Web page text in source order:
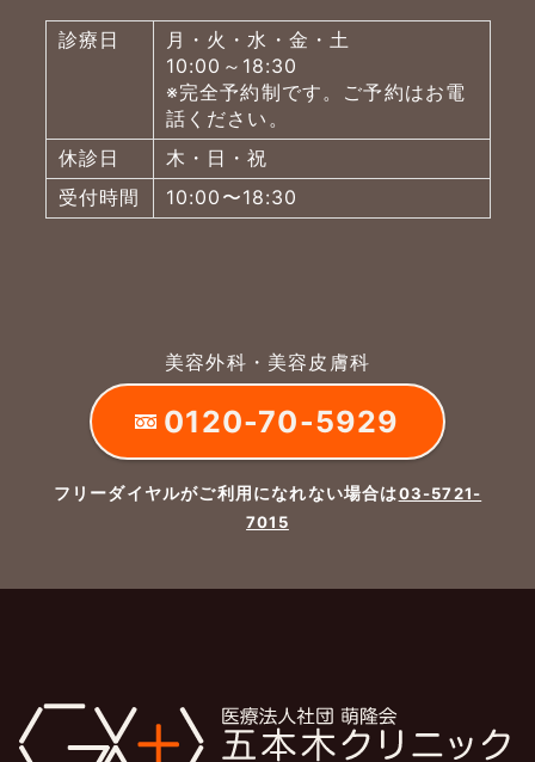
診療日
月・火・水・金・土
10:00～18:30
※完全予約制です。ご予約はお電
話ください。
休診日
木・日・祝
受付時間
10:00〜18:30
美容外科・美容皮膚科
0120-70-5929
フリーダイヤルがご利用になれない場合は03-5721-
7015